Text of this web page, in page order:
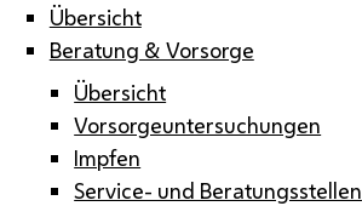
Übersicht
Beratung & Vorsorge
Übersicht
Vorsorgeuntersuchungen
Impfen
Service- und Beratungsstellen